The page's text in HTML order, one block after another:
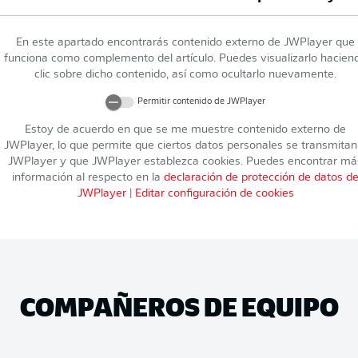
En este apartado encontrarás contenido externo de JWPlayer que
funciona como complemento del artículo. Puedes visualizarlo
clic sobre dicho contenido, así como ocultarlo nuevamente.
Permitir contenido de JWPlayer
Estoy de acuerdo en que se me muestre contenido externo de
JWPlayer, lo que permite que ciertos datos personales se
JWPlayer y que JWPlayer establezca cookies. Puedes encontrar
información al respecto en la declaración de protección de datos de
JWPlayer| Editar configuración de cookies
COMPAÑEROS DE EQUIPO